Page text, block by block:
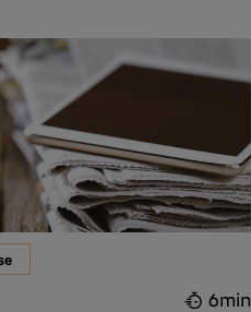
6min